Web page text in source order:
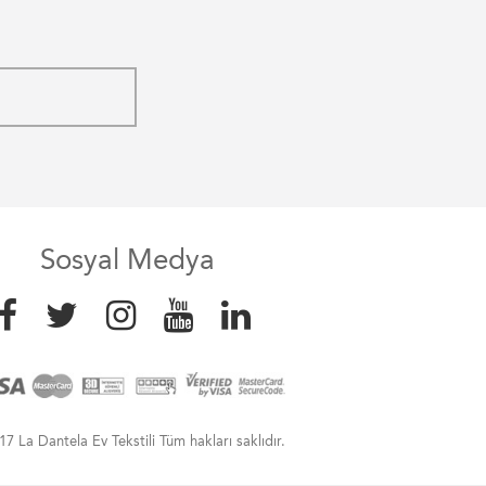
Sosyal Medya
La Dantela Ev Tekstili Tüm hakları saklıdır.